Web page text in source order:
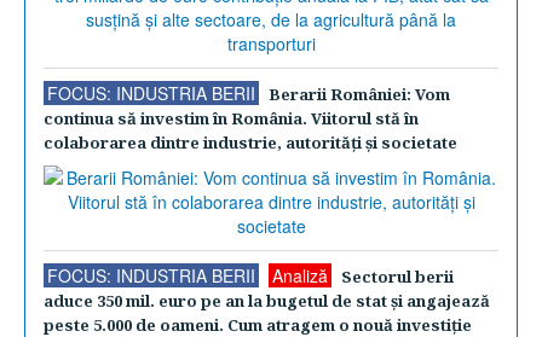
FOCUS: INDUSTRIA BERII
Berarii României: Vom
continua să investim în România. Viitorul stă în
colaborarea dintre industrie, autorităţi şi societate
FOCUS: INDUSTRIA BERII Analiză
Sectorul berii
aduce 350 mil. euro pe an la bugetul de stat şi angajează
peste 5.000 de oameni. Cum atragem o nouă investiţie